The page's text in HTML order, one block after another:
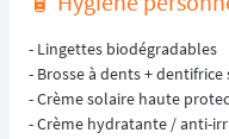
- Lingettes biodégradables
- Brosse à dents +
- Crème solaire haute
- Crème hydratante / anti-